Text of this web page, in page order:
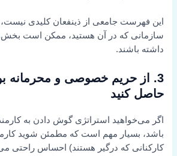
این فهرست جامعی از ذینفعان کلیدی نیست،
سازمانی که در آن هستید، ممکن است
داشته باشند.
3. از حریم خصوصی و محرمانه
حاصل کنید
اگر می‌خواهید استراتژی گوش دادن به
باشد، بسیار مهم است که مطمئن شوید
کارکنانی که درگیر هستند) احساس راحتی